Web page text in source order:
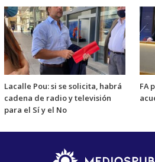
Lacalle Pou: si se solicita, habrá
cadena de radio y televisión
para el Sí y el No
FA